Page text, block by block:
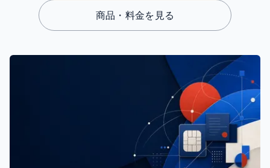
商品・料金を見る